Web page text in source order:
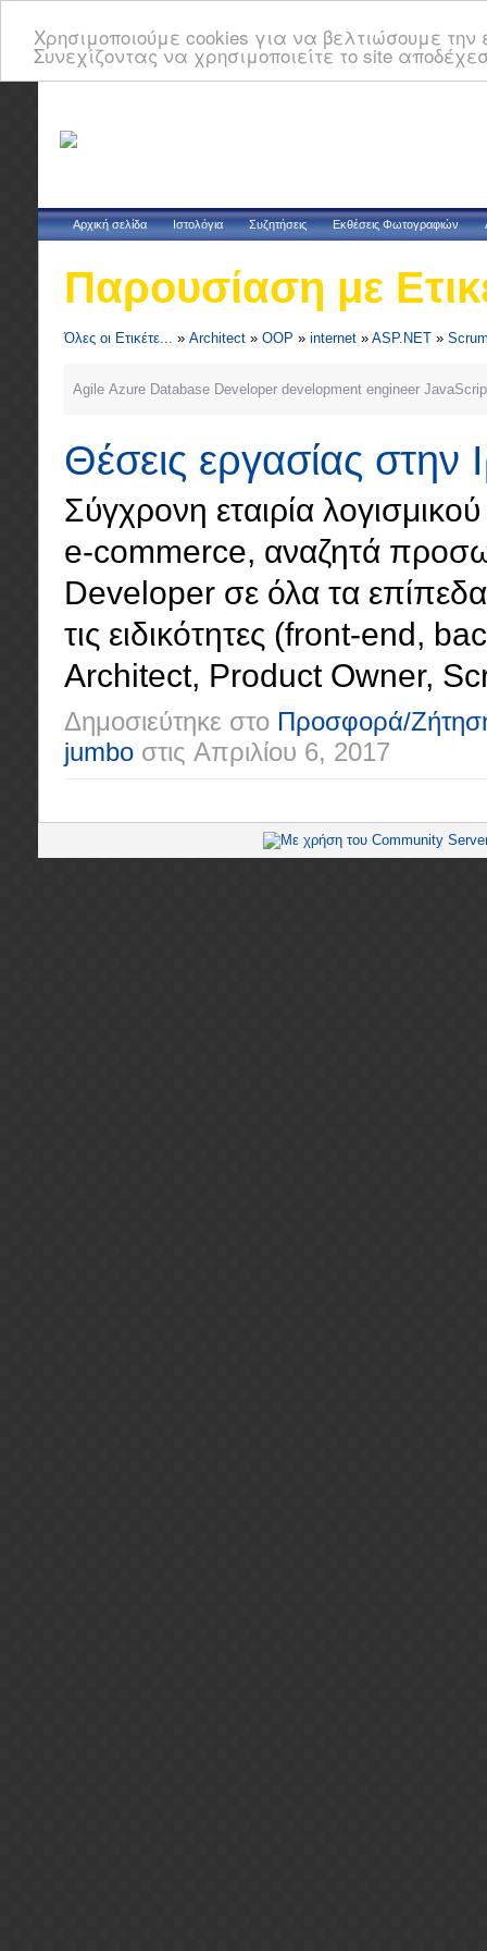
Χρησιμοποιούμε cookies για να βελτιώσουμε
Συνεχίζοντας να χρησιμοποιείτε το site
Αρχική σελίδα Ιστολόγια Συζητήσεις Εκθέσεις Φωτογραφιών
Παρουσίαση με
Όλες οι Ετικέτε... » Architect » OOP » internet » ASP.NET »
Agile Azure Database Developer development engineer
Θέσεις εργασίας στην
Σύγχρονη εταιρία
e-commerce, αναζητά
Developer σε όλα τα
τις ειδικότητες (front-end,
Architect, Product Owner,
Δημοσιεύτηκε στο Προσφορά/
jumbo στις Απριλίου 6, 2017